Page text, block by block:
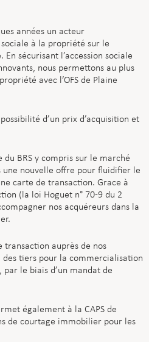
années un acteur
à la propriété sur le
sécurisant l’accession sociale
nous permettons au plus
avec l’OFS de Plaine
d’un prix d’acquisition et
BRS y compris sur le marché
une nouvelle offre pour fluidifier le
carte de transaction. Grace à
(la loi Hoguet n° 70‑9 du 2
nos acquéreurs dans la
transaction auprès de nos
tiers pour la commercialisation
le biais d’un mandat de
également à la CAPS de
de courtage immobilier pour les